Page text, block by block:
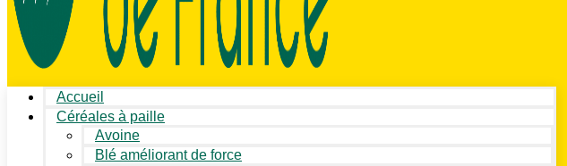
Accueil
Céréales à paille
Avoine
Blé améliorant de force